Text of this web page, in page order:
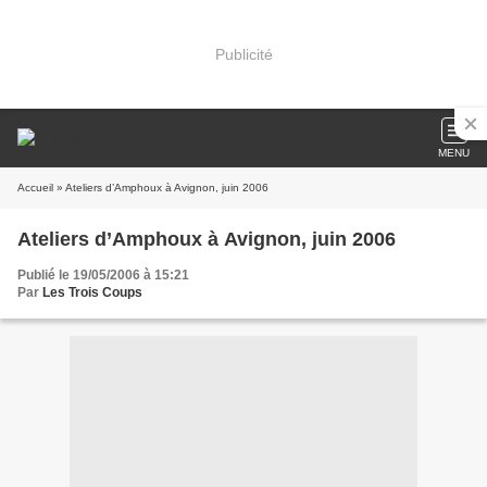
Publicité
MENU
Accueil » Ateliers d’Amphoux à Avignon, juin 2006
Ateliers d’Amphoux à Avignon, juin 2006
Publié le 19/05/2006 à 15:21
Par Les Trois Coups